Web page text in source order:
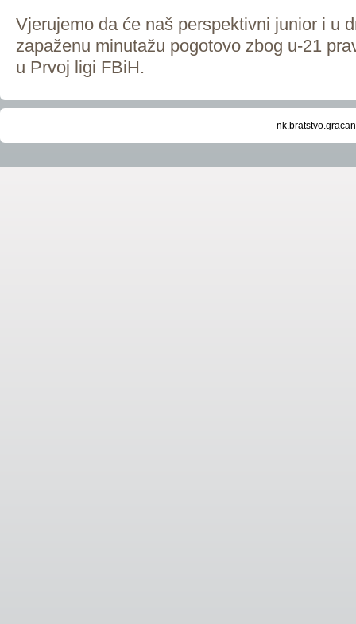
Vjerujemo da će naš perspektivni junior i u
zapaženu minutažu pogotovo zbog u-21
u Prvoj ligi FBiH.